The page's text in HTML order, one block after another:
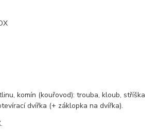
komín (kouřovod): trouba, kloub, stříška
dvířka (+ záklopka na dvířka).